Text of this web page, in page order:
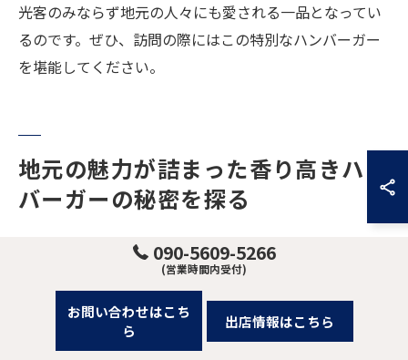
光客のみならず地元の人々にも愛される一品となってい
るのです。ぜひ、訪問の際にはこの特別なハンバーガー
を堪能してください。
地元の魅力が詰まった香り高きハン
バーガーの秘密を探る
地域の魅力を凝縮した一品
井田川駅周辺で楽しめるハンバーガーは、地域の魅力が
ぎゅっと詰まった一品です。地元の農家から直接仕入れ
た新鮮な野菜を使用し、肉の味わいを最大限に引き立て
090-5609-5266
(営業時間内受付)
お問い合わせはこち
ら
出店情報はこちら